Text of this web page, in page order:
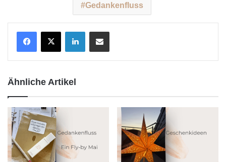
Gedankenfluss
Ähnliche Artikel